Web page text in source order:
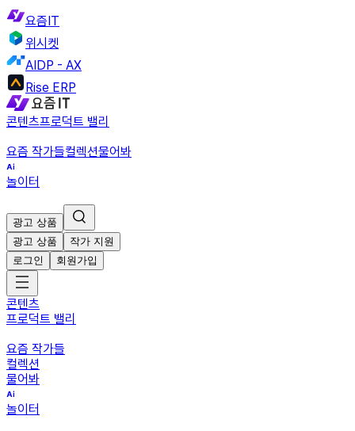
요즘IT
위시켓
AIDP - AX
Rise ERP
콘텐츠프로덕트 밸리
요즘 작가들컬렉션물어봐
놀이터
광고 상품
광고 상품
작가 지원
로그인
회원가입
콘텐츠
프로덕트 밸리
요즘 작가들
컬렉션
물어봐
놀이터